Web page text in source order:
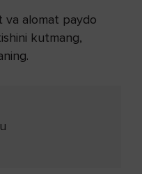
va alomat paydo
kutmang,